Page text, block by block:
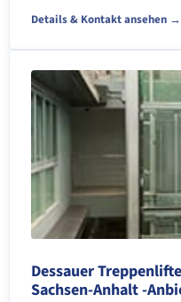
Details & Kontakt ansehen →
Dessauer
Sachsen-Anhalt -